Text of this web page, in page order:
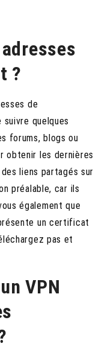
?
de
quelques
forums, blogs ou
obtenir les dernières
liens partagés sur
préalable, car ils
également que
un certificat
pas et
VPN